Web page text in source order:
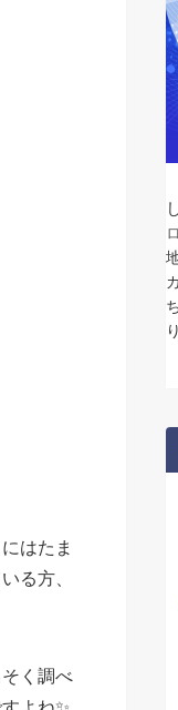
はたま
る方、
く調べ